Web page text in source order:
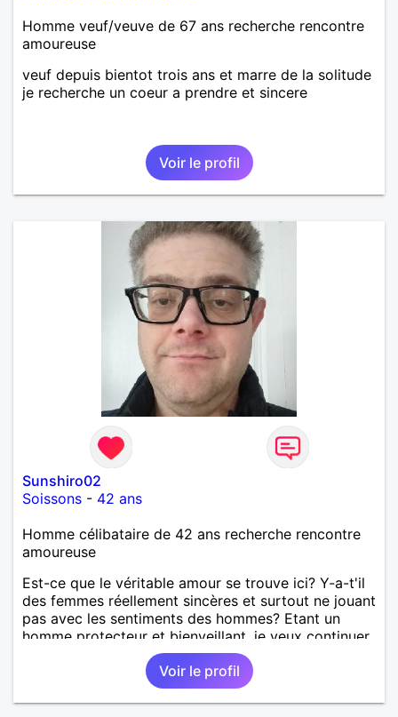
Homme veuf/veuve de 67 ans recherche rencontre
amoureuse
veuf depuis bientot trois ans et marre de la solitude
je recherche un coeur a prendre et sincere
Voir le profil
Sunshiro02
Soissons - 42 ans
Homme célibataire de 42 ans recherche rencontre
amoureuse
Est-ce que le véritable amour se trouve ici? Y-a-t'il
des femmes réellement sincères et surtout ne jouant
pas avec les sentiments des hommes? Etant un
homme protecteur et bienveillant, je veux continuer
d'y croire et pouvoir enfin former la petite famille
que je désir temps. Faux profil, profiteuse et autres
joyeuseté passer votre chemin, vous ne
m'intéressez pas du tout!
Voir le profil